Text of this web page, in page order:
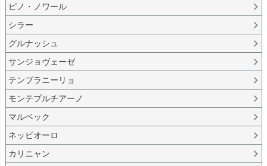
ピノ・ノワール
シラー
グルナッシュ
サンジョヴェーゼ
テンプラニーリョ
モンテプルチアーノ
マルベック
ネッビオーロ
カリニャン